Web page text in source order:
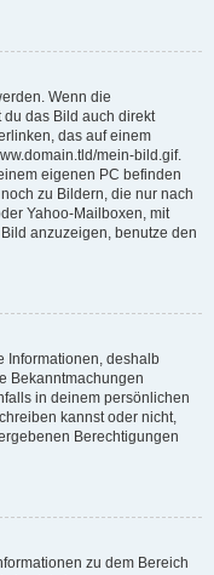
Wenn die
das Bild auch direkt
das auf einem
mein-bild.gif.
eigenen PC befinden
zu Bildern, die nur nach
Yahoo-Mailboxen, mit
anzuzeigen, benutze den
Informationen, deshalb
Bekanntmachungen
in deinem persönlichen
kannst oder nicht,
Berechtigungen
zu dem Bereich